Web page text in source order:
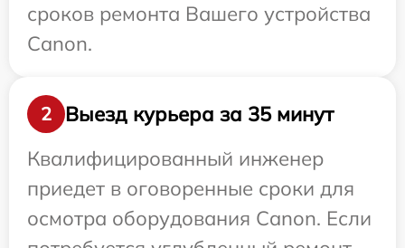
сроков ремонта Вашего устройства
Canon.
2
Выезд курьера за 35 минут
Квалифицированный инженер
приедет в оговоренные сроки для
осмотра оборудования Canon. Если